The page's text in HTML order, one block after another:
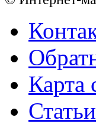
Карта
Статьи